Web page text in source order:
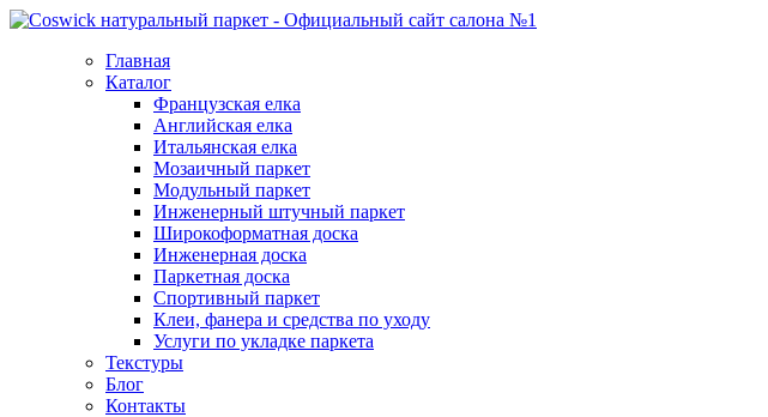
Главная
Каталог
Французская елка
Английская елка
Итальянская елка
Мозаичный паркет
Модульный паркет
Инженерный штучный паркет
Широкоформатная доска
Инженерная доска
Паркетная доска
Спортивный паркет
Клеи, фанера и средства по уходу
Услуги по укладке паркета
Текстуры
Блог
Контакты